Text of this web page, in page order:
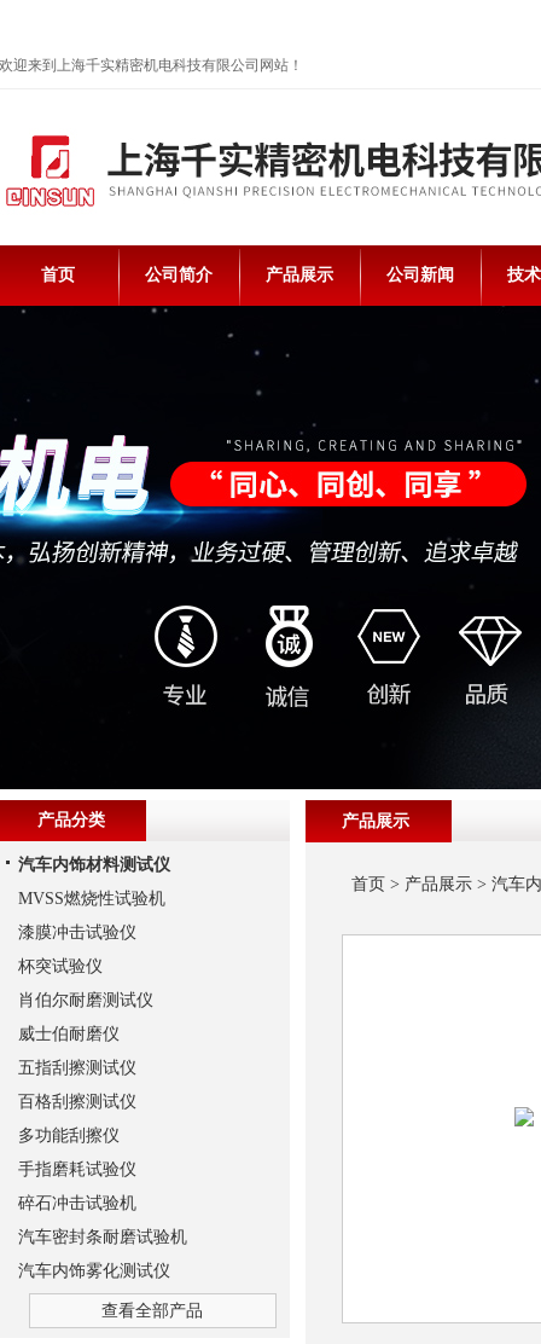
欢迎来到上海千实精密机电科技有限公司网站！
首页 公司简介 产品展示 公司新闻 技
产品展示
首页 > 产品展示> 汽车
产品分类
汽车内饰材料测试仪
MVSS燃烧性试验机
漆膜冲击试验仪
杯突试验仪
肖伯尔耐磨测试仪
威士伯耐磨仪
五指刮擦测试仪
百格刮擦测试仪
多功能刮擦仪
手指磨耗试验仪
碎石冲击试验机
汽车密封条耐磨试验机
汽车内饰雾化测试仪
查看全部产品